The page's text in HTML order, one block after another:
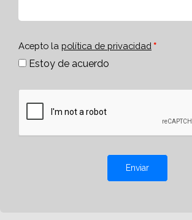
Acepto la política de privacidad
Estoy de acuerdo
Enviar